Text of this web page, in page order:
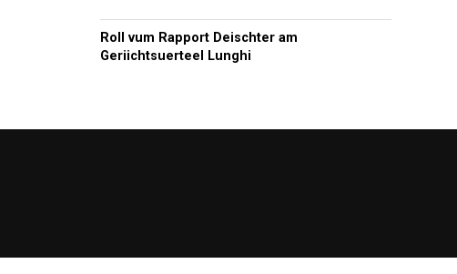
Roll vum Rapport Deischter am
Geriichtsuerteel Lunghi